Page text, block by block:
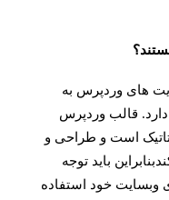
های وردپرس به
قالب وردپرس
است و طراحی و
باید توجه
وبسایت خود استفاده